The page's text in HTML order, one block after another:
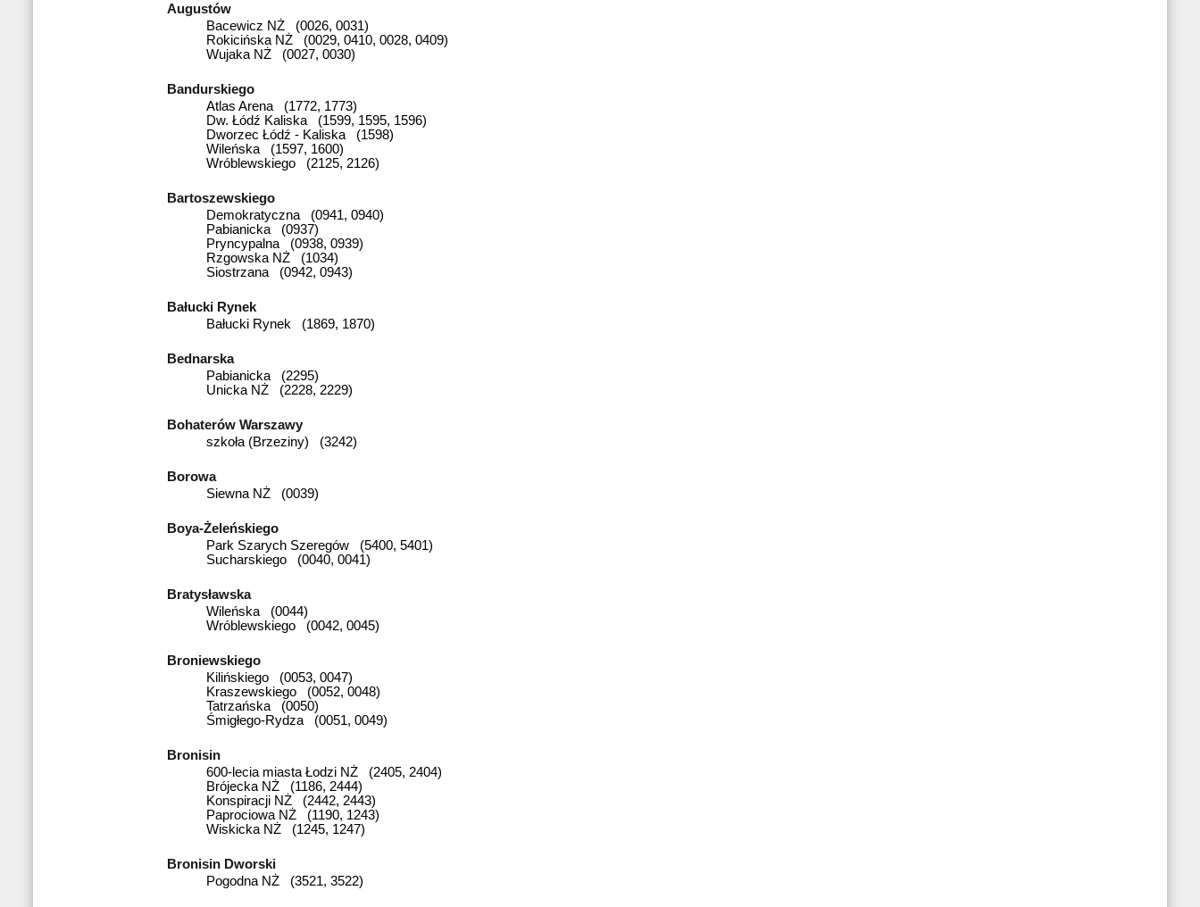
Augustów
Bacewicz NŻ (0026, 0031)
Rokicińska NŻ (0029, 0410, 0028, 0409)
Wujaka NŻ (0027, 0030)
Bandurskiego
Atlas Arena (1772, 1773)
Dw. Łódź Kaliska (1599, 1595, 1596)
Dworzec Łódź - Kaliska (1598)
Wileńska (1597, 1600)
Wróblewskiego (2125, 2126)
Bartoszewskiego
Demokratyczna (0941, 0940)
Pabianicka (0937)
Pryncypalna (0938, 0939)
Rzgowska NŻ (1034)
Siostrzana (0942, 0943)
Bałucki Rynek
Bałucki Rynek (1869, 1870)
Bednarska
Pabianicka (2295)
Unicka NŻ (2228, 2229)
Bohaterów Warszawy
szkoła (Brzeziny) (3242)
Borowa
Siewna NŻ (0039)
Boya-Żeleńskiego
Park Szarych Szeregów (5400, 5401)
Sucharskiego (0040, 0041)
Bratysławska
Wileńska (0044)
Wróblewskiego (0042, 0045)
Broniewskiego
Kilińskiego (0053, 0047)
Kraszewskiego (0052, 0048)
Tatrzańska (0050)
Śmigłego-Rydza (0051, 0049)
Bronisin
600-lecia miasta Łodzi NŻ (2405, 2404)
Brójecka NŻ (1186, 2444)
Konspiracji NŻ (2442, 2443)
Paprociowa NŻ (1190, 1243)
Wiskicka NŻ (1245, 1247)
Bronisin Dworski
Pogodna NŻ (3521, 3522)